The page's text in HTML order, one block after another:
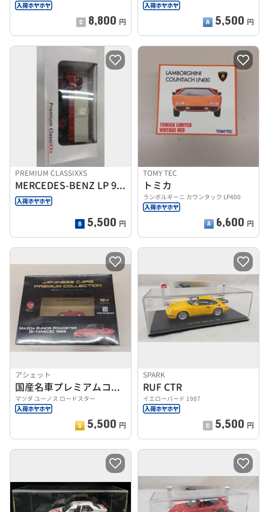
8,800 円 5,500 円
PREMIUM CLASSIXXS
MERCEDES-BENZ LP 911
5,500 円
TOMY TEC
トミカ
ランボルギーニ カウンタック LP400
6,600 円
アシェット
国産名車プレミアムコレクション
マツダ ユーノス ロードスター
5,500 円
SPARK
RUF CTR
イエローバード 1987
5,500 円